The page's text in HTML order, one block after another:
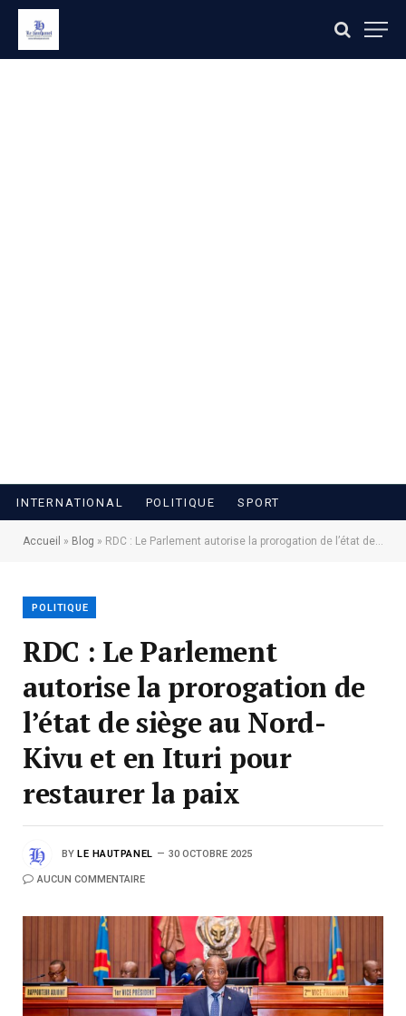
INTERNATIONAL POLITIQUE SPORT
Accueil » Blog » RDC : Le Parlement autorise la prorogation de l’état de siège au Nord-Kivu et en Ituri pour restaurer la paix
POLITIQUE
RDC : Le Parlement
autorise la prorogation de
l’état de siège au Nord-
Kivu et en Ituri pour
restaurer la paix
BY LE HAUTPANEL 30 OCTOBRE 2025
AUCUN COMMENTAIRE